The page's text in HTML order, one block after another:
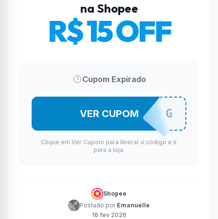
na Shopee
R$ 15 OFF
Cupom Expirado
VENTGSDG
VER CUPOM
Clique em Ver Cupom para liberar o código e ir
para a loja.
Shopee
Postado por Emanuelle
16 fev 2026